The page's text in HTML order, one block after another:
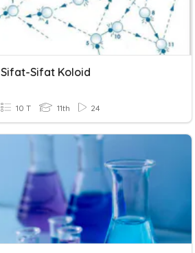
Sifat-Sifat Koloid
10 T 11th 24